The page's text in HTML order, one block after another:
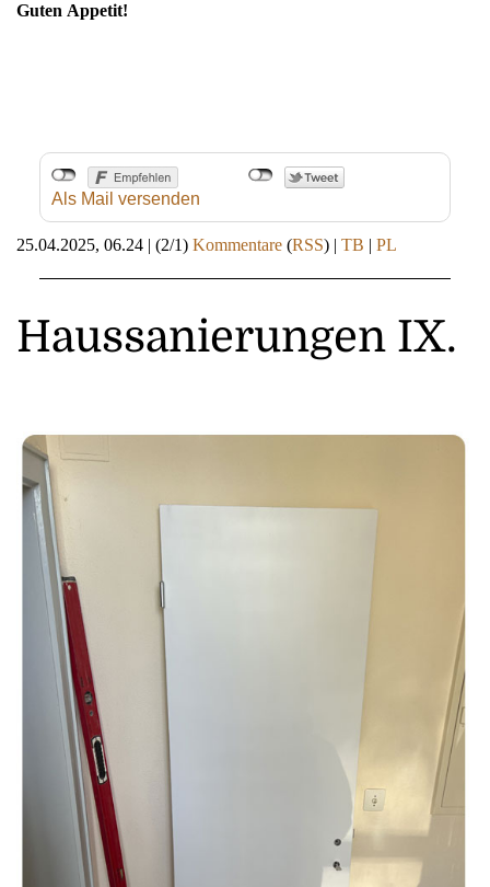
Guten Appetit!
Als Mail versenden
25.04.2025, 06.24 | (2/1) Kommentare (RSS) | TB | PL
Haussanierungen IX.